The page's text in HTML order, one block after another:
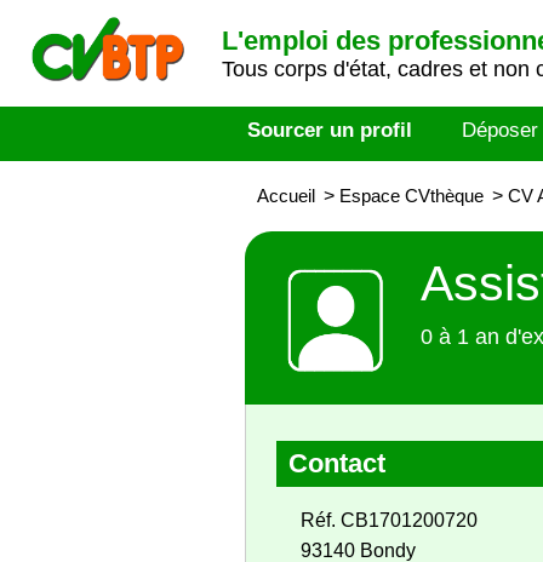
L'emploi des
Tous corps d'état, cadres et non
Sourcer un profil
Accueil > Espace CVthèque > CV
0 à 1 an
Contact
Réf. CB1701200720
93140 Bondy